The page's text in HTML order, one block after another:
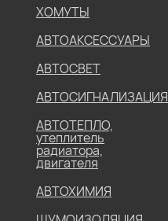
ХОМУТЫ
АВТОАКСЕССУАРЫ
АВТОСВЕТ
АВТОСИГНАЛИЗАЦИЯ
АВТОТЕПЛО,
утеплитель
радиатора,
двигателя
АВТОХИМИЯ